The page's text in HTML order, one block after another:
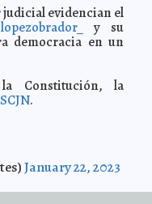
violencia de género
la plataforma para
Juntos Tho’ Nuestro
de la planilla Verde
la participación
del Municipio
y merecen una Ley de
Carmen Alicia Briceño
judicial evidencian el
y su
democracia en un
Constitución, la
.
January 22, 2023